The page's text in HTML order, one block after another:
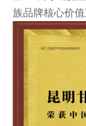
族品牌核心价值